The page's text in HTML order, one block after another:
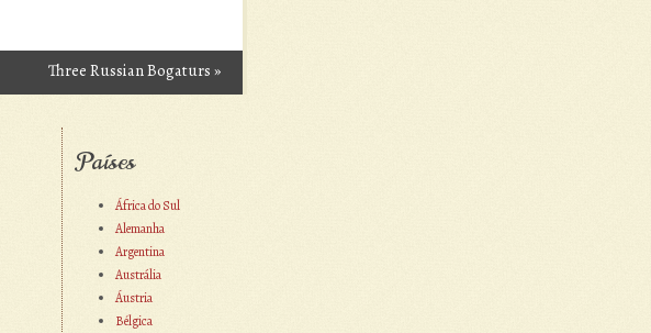
Three Russian Bogaturs »
Países
África do Sul
Alemanha
Argentina
Austrália
Áustria
Bélgica